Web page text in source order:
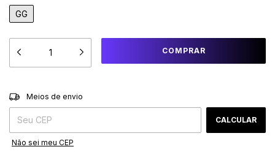
GG
Entregas para o CEP:
Meios de envio
CALCULAR
Não sei meu CEP